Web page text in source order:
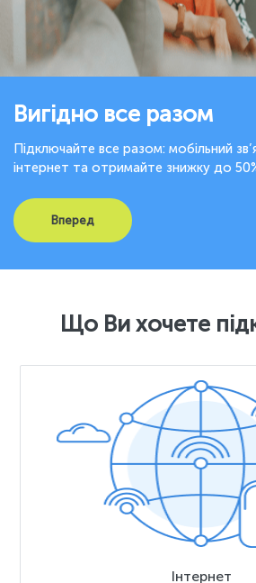
Вигідно все разом
Підключайте все разом: мобільний
інтернет та отримайте знижку до
Вперед
Що Ви хочете
Інтернет